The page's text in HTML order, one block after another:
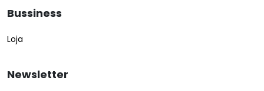
Bussiness
Loja
Newsletter